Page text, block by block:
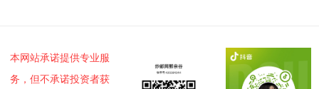
本网站承诺提供专业服
务，但不承诺投资者获